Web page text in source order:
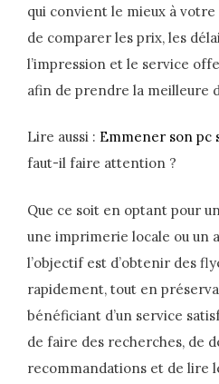
qui convient le mieux à votre
de comparer les prix, les
l’impression et le service
afin de prendre la meilleure
Lire aussi : Emmener son pc
faut-il faire attention ?
Que ce soit en optant pour
une imprimerie locale ou un
l’objectif est d’obtenir des
rapidement, tout en
bénéficiant d’un service
de faire des recherches, de
recommandations et de lire